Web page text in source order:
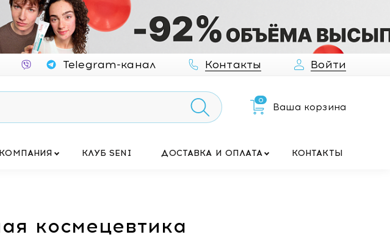
Telegram-канал Контакты Войти
0
Ваша корзина
КОМПАНИЯ КЛУБ SENI ДОСТАВКА И ОПЛАТА КОНТАКТЫ
космецевтика